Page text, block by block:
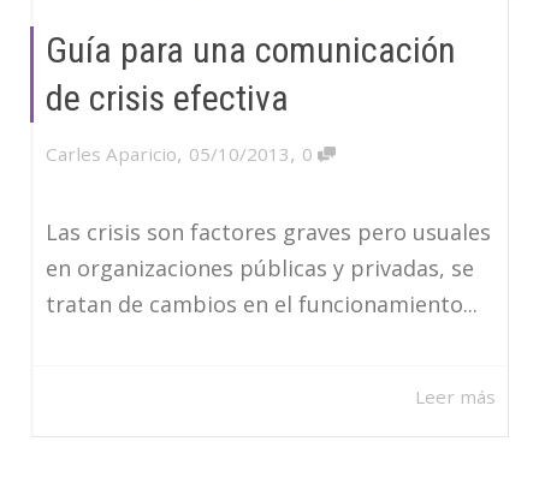
Guía para una comunicación
de crisis efectiva
Carles Aparicio, 05/10/2013, 0
Las crisis son factores graves pero usuales
en organizaciones públicas y privadas, se
tratan de cambios en el funcionamiento...
Leer más